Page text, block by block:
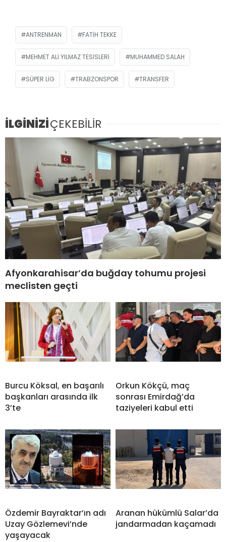
ANTRENMAN FATIH TEKKE
MEHMET ALI YILMAZ TESISLERI MUHAMMED SALAH
SÜPER LIG TRABZONSPOR TRANSFER
İLGİNİZİÇEKEBİLİR
Afyonkarahisar’da buğday tohumu projesi
meclisten geçti
Burcu Köksal, en başarılı
başkanları arasında ilk
3’te
Orkun Kökçü, maç
sonrası Emirdağ’da
taziyeleri kabul etti
Özdemir Bayraktar’ın adı
Uzay Gözlemevi’nde
yaşayacak
Aranan hükümlü Salar’da
jandarmadan kaçamadı